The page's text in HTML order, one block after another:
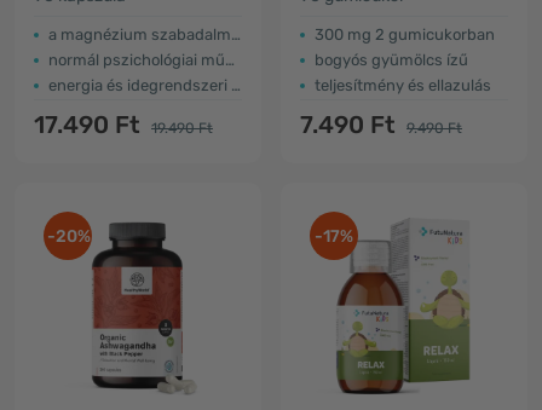
a magnézium szabadalmaztatott formája
normál pszichológiai működés
energia és idegrendszeri támogatás
17.490 Ft 19.490 Ft
300 mg 2 gumicukorban
bogyós gyümölcs ízű
teljesítmény és ellazulás
7.490 Ft 9.490 Ft
-20% -17%